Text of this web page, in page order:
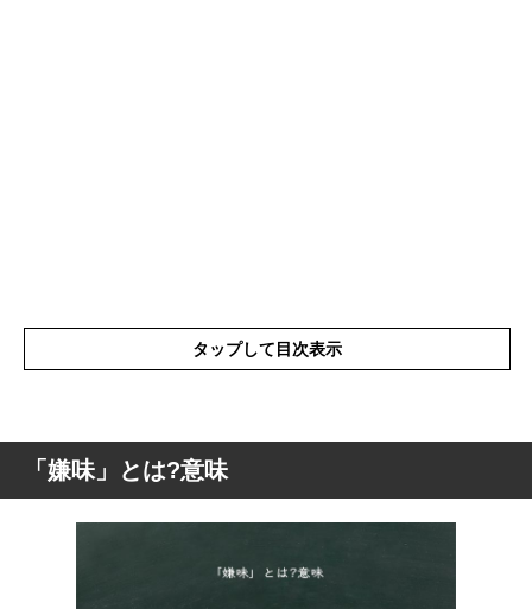
タップして目次表示
「嫌味」とは?意味
「嫌味」とは?意味